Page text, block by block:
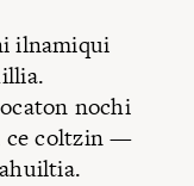
ilnamiqui
nochi
ce coltzin —